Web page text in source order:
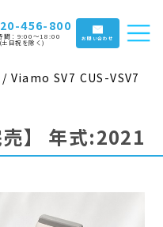
456-800
間：9:00〜18:00
(土日祝を除く) お問い合わせ
Viamo SV7 CUS-VSV7
】 年式:2021